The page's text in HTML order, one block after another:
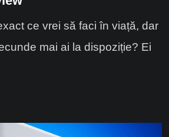
ce vrei să faci în viață, dar
mai ai la dispoziție? Ei